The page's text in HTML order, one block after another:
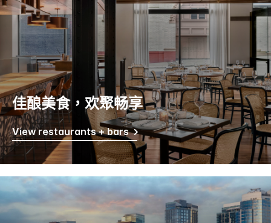
佳酿美食，欢聚畅享
View restaurants + bars